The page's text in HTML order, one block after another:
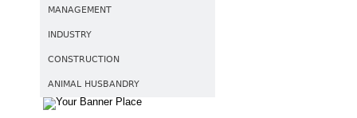
MANAGEMENT
INDUSTRY
CONSTRUCTION
ANIMAL HUSBANDRY